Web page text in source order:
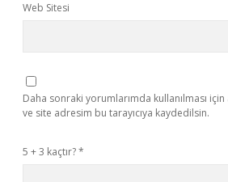
Web Sitesi
Daha sonraki yorumlarımda kullanılması
ve site adresim bu tarayıcıya kaydedilsin.
5 + 3 kaçtır?*